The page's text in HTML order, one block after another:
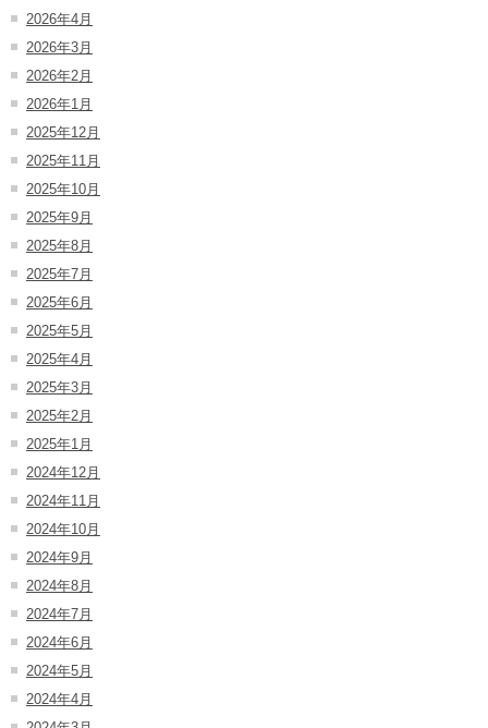
2026年4月
2026年3月
2026年2月
2026年1月
2025年12月
2025年11月
2025年10月
2025年9月
2025年8月
2025年7月
2025年6月
2025年5月
2025年4月
2025年3月
2025年2月
2025年1月
2024年12月
2024年11月
2024年10月
2024年9月
2024年8月
2024年7月
2024年6月
2024年5月
2024年4月